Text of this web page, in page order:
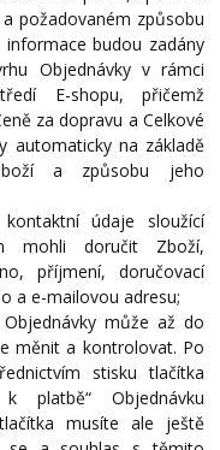
požadovaném způsobu
budou zadány
Objednávky v rámci
E-shopu, přičemž
za dopravu a Celkové
automaticky na základě
a způsobu jeho
údaje sloužící
mohli doručit Zboží,
příjmení, doručovací
a e-mailovou adresu;
může až do
měnit a kontrolovat. Po
stisku tlačítka
k platbě“ Objednávku
musíte ale ještě